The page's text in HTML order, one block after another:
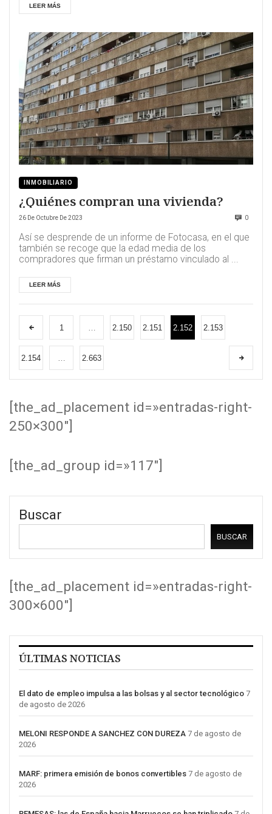
LEER MÁS
INMOBILIARIO
¿Quiénes compran una vivienda?
26 De Octubre De 2023 0
Así se desprende de un informe de Fotocasa, en el que
también se recoge que la edad media de los
compradores que firman un préstamo vinculado al ...
LEER MÁS
1 2.150 2.151 2.152 2.153
2.154 2.663
[the_ad_placement id=»entradas-right-
250×300″]
[the_ad_group id=»117″]
Buscar
BUSCAR
[the_ad_placement id=»entradas-right-
300×600″]
ÚLTIMAS NOTICIAS
El dato de empleo impulsa a las bolsas y al sector tecnológico 7
de agosto de 2026
MELONI RESPONDE A SANCHEZ CON DUREZA 7 de agosto de
2026
MARF: primera emisión de bonos convertibles 7 de agosto de
2026